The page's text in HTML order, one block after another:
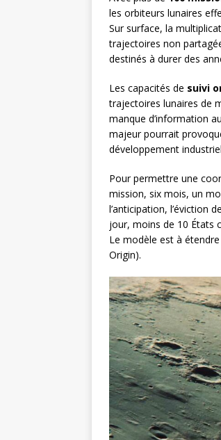
les orbiteurs lunaires
Sur surface, la
trajectoires non
destinés à durer des
Les capacités de suivi
trajectoires lunaires de
manque d’information
majeur pourrait
développement
Pour permettre une
mission, six mois, un
l’anticipation, l’éviction
jour, moins de 10 États
Le modèle est à
Origin).